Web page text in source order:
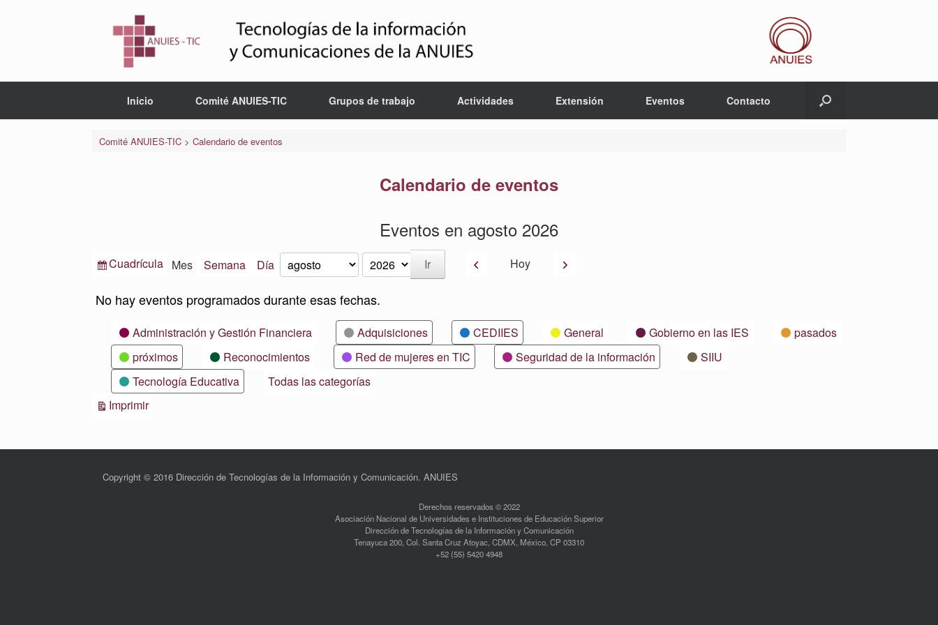
Inicio Comité ANUIES-TIC Grupos de trabajo Actividades Extensión Eventos Contacto
Comité ANUIES-TIC> Calendario de eventos
Calendario de eventos
Eventos en agosto 2026
Ver
Cuadrícula Mes Semana Día Mes
Año AnteriorHoy Siguiente
No hay eventos programados durante esas fechas.
CategoríasAdministración y Gestión Financiera Adquisiciones CEDIIES General Gobierno en las IES
pasados
próximos
Reconocimientos Red de mujeres en TIC Seguridad de la información
SIIU
Tecnología Educativa
Todas las categorías
ImprimirVistas
Copyright © 2016 Dirección de Tecnologías de la Información y Comunicación. ANUIES
Derechos reservados © 2022
Asociación Nacional de Universidades e Instituciones de Educación Superior
Dirección de Tecnologías de la Información y Comunicación
Tenayuca 200, Col. Santa Cruz Atoyac, CDMX, México, CP 03310
+52 (55) 5420 4948